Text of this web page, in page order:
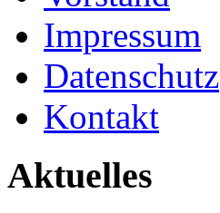
Impressum
Datenschutz
Kontakt
Aktuelles